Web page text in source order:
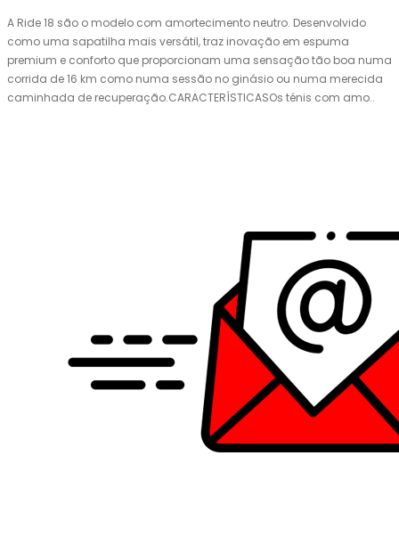
A Ride 18 são o modelo com amortecimento neutro. Desenvolvido
como uma sapatilha mais versátil, traz inovação em espuma
premium e conforto que proporcionam uma sensação tão boa numa
corrida de 16 km como numa sessão no ginásio ou numa merecida
caminhada de recuperação.CARACTERÍSTICASOs ténis com amo..